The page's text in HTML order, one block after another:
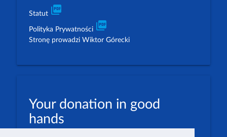
Statut picture_as_pdf
Polityka Prywatności picture_as_pdf
Stronę prowadzi Wiktor Górecki
Your donation in good
hands